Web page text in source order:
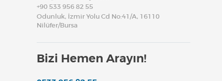
+90 533 956 82 55
Odunluk, İzmir Yolu Cd No:41/A, 16110
Nilüfer/Bursa
Bizi Hemen Arayın!